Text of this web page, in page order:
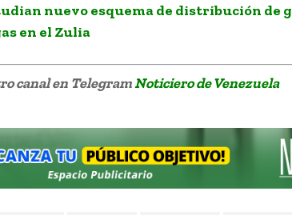
nuevo esquema de distribución de
en el Zulia
canal en TelegramNoticiero de Venezuela